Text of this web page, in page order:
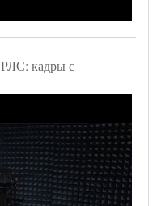
кадры с